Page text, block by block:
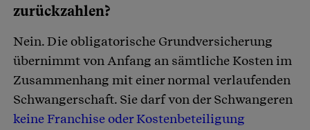
zurückzahlen?
Nein. Die obligatorische Grundversicherung
übernimmt von Anfang an sämtliche Kosten im
Zusammenhang mit einer normal verlaufenden
Schwangerschaft. Sie darf von der Schwangeren
keine Franchise oder Kostenbeteiligung